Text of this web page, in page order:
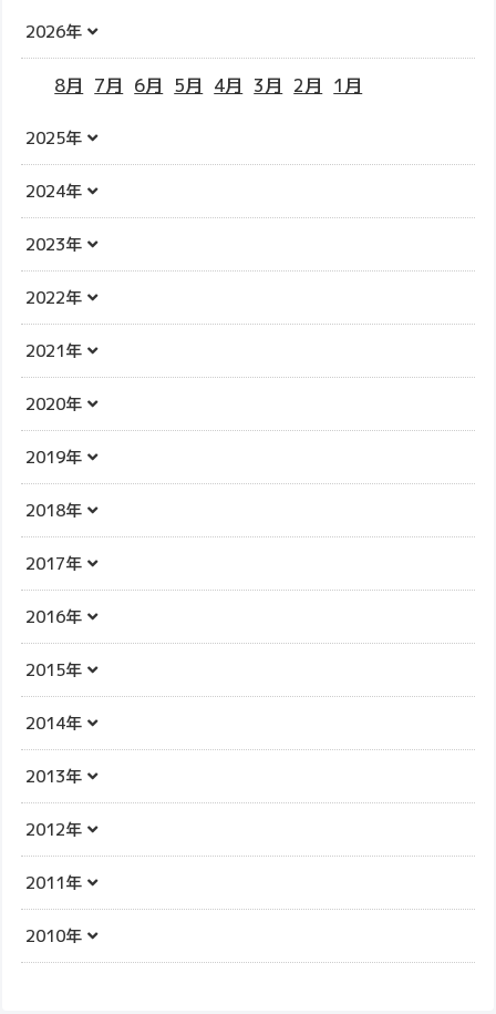
2026年
8月 7月 6月 5月 4月 3月 2月 1月
2025年
2024年
2023年
2022年
2021年
2020年
2019年
2018年
2017年
2016年
2015年
2014年
2013年
2012年
2011年
2010年